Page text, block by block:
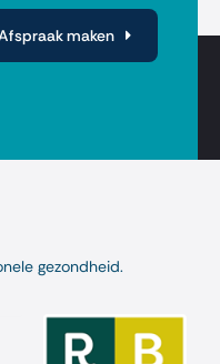
maken
gezondheid.